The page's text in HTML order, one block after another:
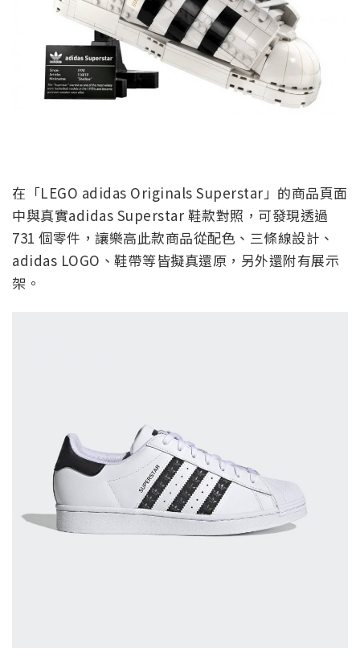
在「LEGO adidas Originals Superstar」的商品頁面
中與真實adidas Superstar 鞋款對照，可發現透過
731 個零件，讓樂高此款商品從配色、三條線設計、
adidas LOGO、鞋帶等皆擬真還原，另外還附有展示
架。